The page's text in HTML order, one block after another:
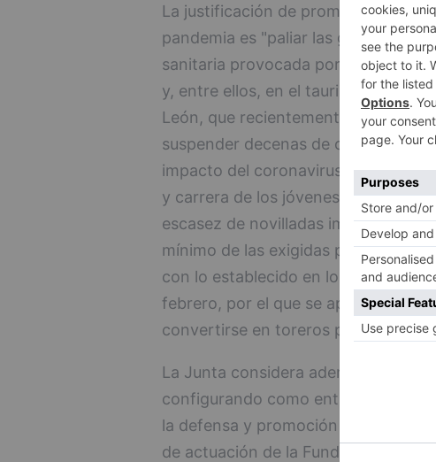
La justificación de promover y
pandemia es "paliar las graves
sanitaria provocada por la COVID-
y, entre ellos, en el taurino". Según
León, que recientemente obligó al
suspender decenas de conciertos
impacto del coronavirus "ha sido
y carrera de los jóvenes aspirantes
escasez de novilladas impide que
mínimo de las exigidas para
con lo establecido en los artículos 4
febrero, por el que se aprueba el
convertirse en toreros
La Junta considera además que la
configurando como entidad
la defensa y promoción de todas
de actuación de la Fundación son la